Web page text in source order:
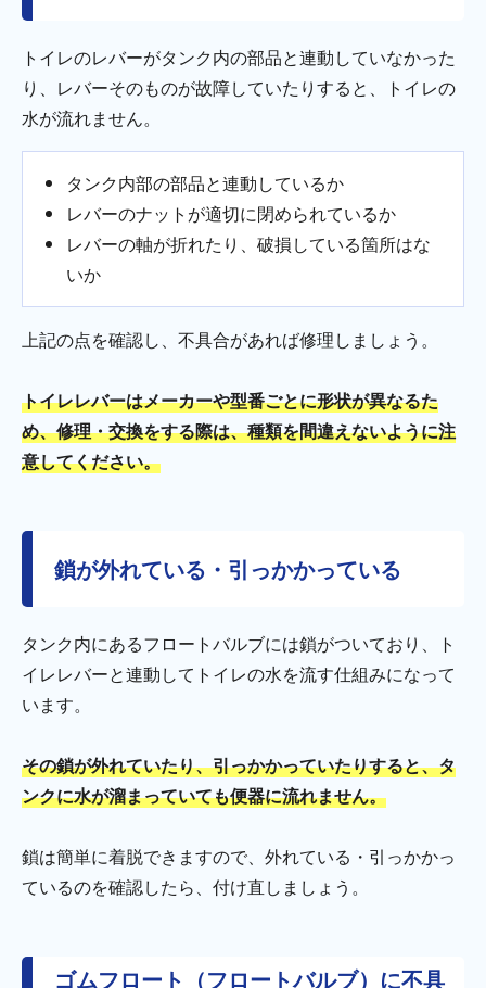
トイレのレバーがタンク内の部品と連動していなかった
り、レバーそのものが故障していたりすると、トイレの
水が流れません。
タンク内部の部品と連動しているか
レバーのナットが適切に閉められているか
レバーの軸が折れたり、破損している箇所はな
いか
上記の点を確認し、不具合があれば修理しましょう。
トイレレバーはメーカーや型番ごとに形状が異なるた
め、修理・交換をする際は、種類を間違えないように注
意してください。
鎖が外れている・引っかかっている
タンク内にあるフロートバルブには鎖がついており、ト
イレレバーと連動してトイレの水を流す仕組みになって
います。
その鎖が外れていたり、引っかかっていたりすると、タ
ンクに水が溜まっていても便器に流れません。
鎖は簡単に着脱できますので、外れている・引っかかっ
ているのを確認したら、付け直しましょう。
ゴムフロート（フロートバルブ）に不具